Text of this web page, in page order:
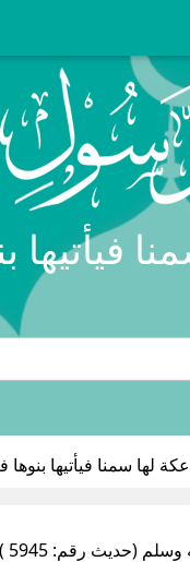
فيأتيها
سمنا فيأتيها بنوها
(حديث رقم: 5945 )